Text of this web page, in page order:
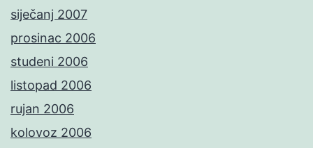
siječanj 2007
prosinac 2006
studeni 2006
listopad 2006
rujan 2006
kolovoz 2006